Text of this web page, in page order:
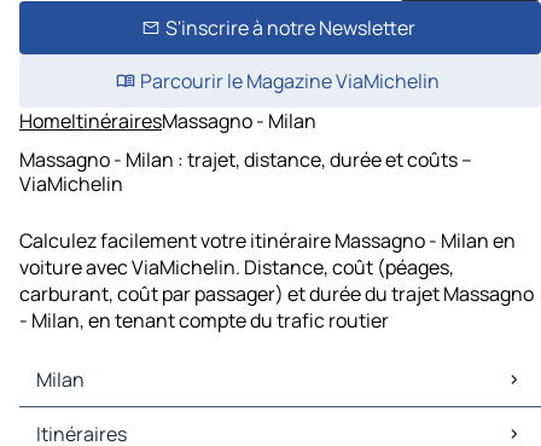
S'inscrire à notre Newsletter
Parcourir le Magazine ViaMichelin
HomeItinérairesMassagno - Milan
Massagno - Milan : trajet, distance, durée et coûts –
ViaMichelin
Calculez facilement votre itinéraire Massagno - Milan en
voiture avec ViaMichelin. Distance, coût (péages,
carburant, coût par passager) et durée du trajet Massagno
- Milan, en tenant compte du trafic routier
Milan
Milan Cartes et plans
Itinéraires